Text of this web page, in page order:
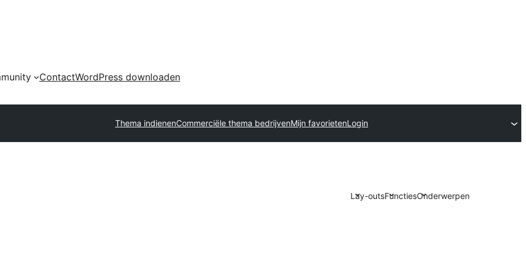
ContactWordPress downloaden
Thema indienenCommerciële thema bedrijvenMijn favorietenLogin
Lay-outsFunctiesOnderwerpen